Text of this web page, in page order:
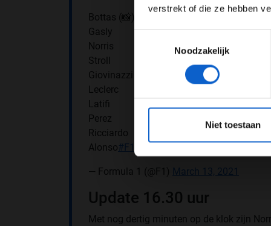
verstrekt of die ze hebben
Noodzakelijk
Niet toestaan
Bottas (📸)
Gasly
Norris
Stroll
Giovinazzi
Leclerc
Latifi
Perez
Ricciardo
Alonso#F1
— Formula 1 (@F1) March 13, 2021
Update 16.30 uur
Met nog dertig minuten op de klok zijn